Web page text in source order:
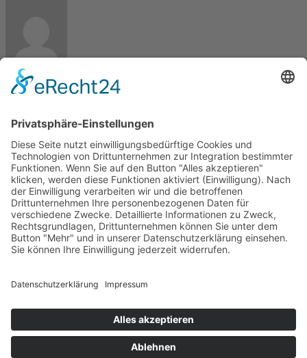
Max
Kontakt
Meisterbetrieb Metallbau Manuel Pawel
86668 Karlshuld
Telefon: +49 (0)176 58699916
E-Mail:info@metallbau-pawel.de
Projekte